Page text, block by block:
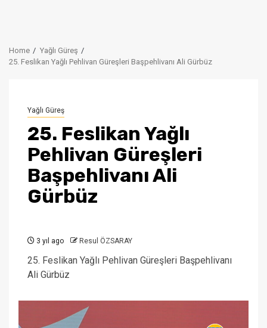
Home
Yağlı Güreş
25. Feslikan Yağlı Pehlivan Güreşleri Başpehlivanı Ali Gürbüz
Yağlı Güreş
25. Feslikan Yağlı
Pehlivan Güreşleri
Başpehlivanı Ali
Gürbüz
3 yıl ago Resul ÖZSARAY
25. Feslikan Yağlı Pehlivan Güreşleri Başpehlivanı
Ali Gürbüz